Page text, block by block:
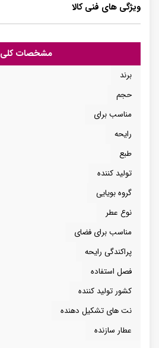
ویژگی های فنی کالا
مشخصات کلی
برند
حجم
مناسب برای
رایحه
طبع
تولید کننده
گروه بویایی
نوع عطر
مناسب برای فضای
پراکندگی رایحه
فصل استفاده
کشور تولید کننده
نت های تشکیل دهنده
عطار سازنده